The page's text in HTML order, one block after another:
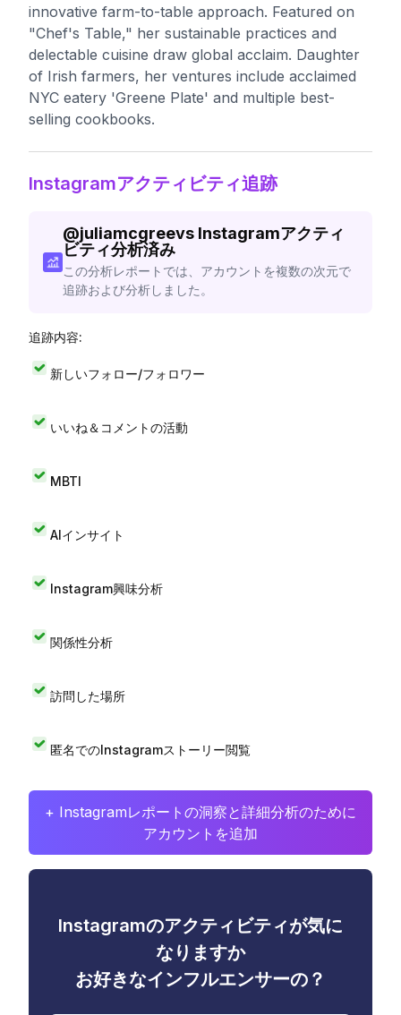
innovative farm-to-table approach. Featured on
"Chef's Table," her sustainable practices and
delectable cuisine draw global acclaim. Daughter
of Irish farmers, her ventures include acclaimed
NYC eatery 'Greene Plate' and multiple best-
selling cookbooks.
Instagramアクティビティ追跡
@juliamcgreevs Instagramアクティ
ビティ分析済み
この分析レポートでは、アカウントを複数の次元で
追跡および分析しました。
追跡内容:
新しいフォロー/フォロワー
いいね＆コメントの活動
MBTI
AIインサイト
Instagram興味分析
関係性分析
訪問した場所
匿名でのInstagramストーリー閲覧
+ Instagramレポートの洞察と詳細分析のために
アカウントを追加
Instagramのアクティビティが気に
なりますか
お好きなインフルエンサーの？